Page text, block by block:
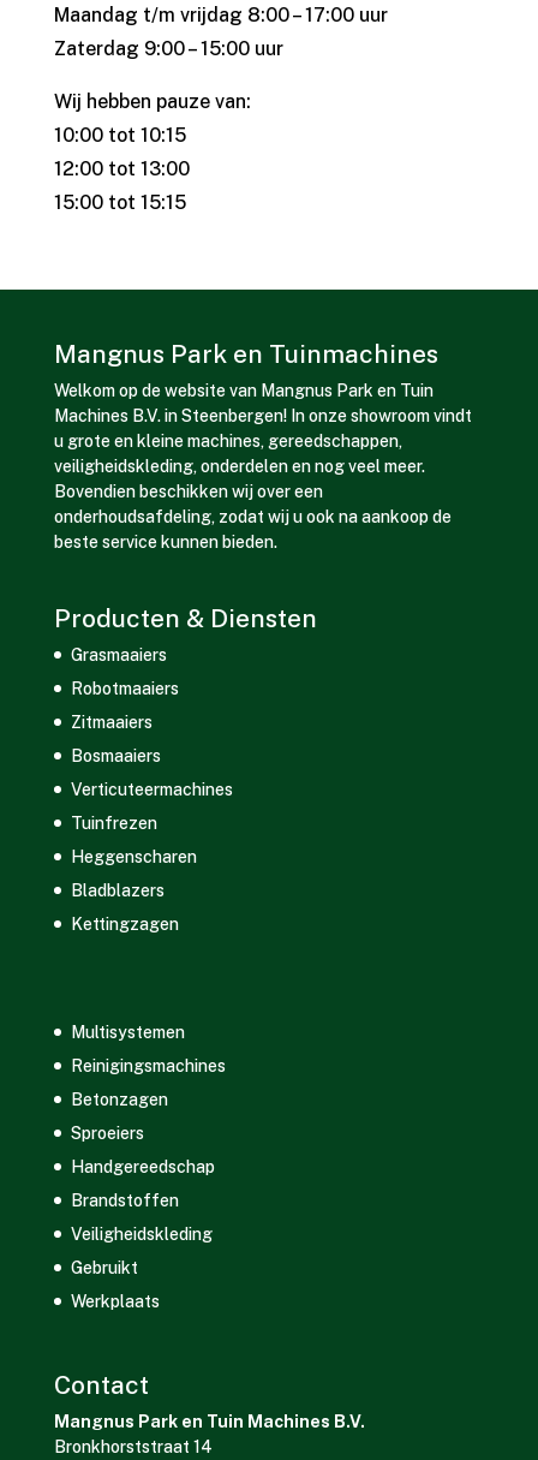
Maandag t/m vrijdag 8:00 – 17:00 uur
Zaterdag 9:00 – 15:00 uur
Wij hebben pauze van:
10:00 tot 10:15
12:00 tot 13:00
15:00 tot 15:15
Mangnus Park en Tuinmachines
Welkom op de website van Mangnus Park en Tuin
Machines B.V. in Steenbergen! In onze showroom vindt
u grote en kleine machines, gereedschappen,
veiligheidskleding, onderdelen en nog veel meer.
Bovendien beschikken wij over een
onderhoudsafdeling, zodat wij u ook na aankoop de
beste service kunnen bieden.
Producten & Diensten
Grasmaaiers
Robotmaaiers
Zitmaaiers
Bosmaaiers
Verticuteermachines
Tuinfrezen
Heggenscharen
Bladblazers
Kettingzagen
Multisystemen
Reinigingsmachines
Betonzagen
Sproeiers
Handgereedschap
Brandstoffen
Veiligheidskleding
Gebruikt
Werkplaats
Contact
Mangnus Park en Tuin Machines B.V.
Bronkhorststraat 14